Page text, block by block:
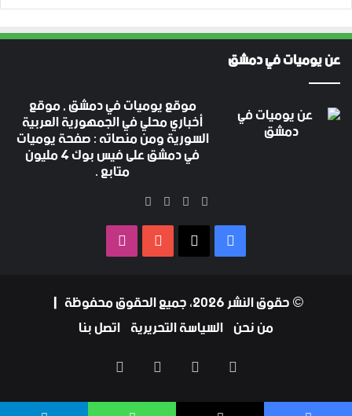
عن يوميات في دمشق
موقع يوميات في دمشق , موقع
أخباري محلي في الجمهورية العربية
السورية ومن منصاته : صفحة يوميات
في دمشق على فيس بوك 4 مليون متابع .
فيسبوك
‫X
‫YouTube
فيسبوك ‫YouTube
© حقوق النشر 2026، جميع الحقوق محفوظة |
من نحن السياسة التحريرية اتصل بنا
فيسبوك
‫YouTube